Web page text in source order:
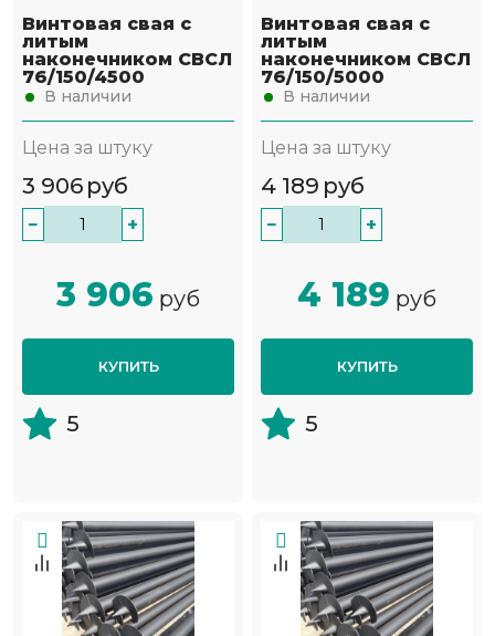
Винтовая свая с
литым
наконечником СВСЛ
76/150/4500
В наличии
Цена за штуку
3 906 руб
− +
3 906 руб
КУПИТЬ
5
Винтовая свая с
литым
наконечником СВСЛ
76/150/5000
В наличии
Цена за штуку
4 189 руб
− +
4 189 руб
КУПИТЬ
5